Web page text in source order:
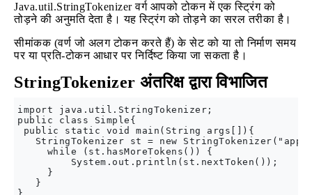
Java.util.StringTokenizer वर्ग आपको टोकन में एक स्ट्रिंग को
तोड़ने की अनुमति देता है। यह स्ट्रिंग को तोड़ने का सरल तरीका है।
सीमांकक (वर्ण जो अलग टोकन करते हैं) के सेट को या तो निर्माण समय
पर या प्रति-टोकन आधार पर निर्दिष्ट किया जा सकता है।
StringTokenizer अंतरिक्ष द्वारा विभाजित
import java.util.StringTokenizer;
public class Simple{
public static void main(String args[]){
StringTokenizer st = new
     while (st.hasMoreTokens()) {
         System.out.println(st.nextToken());
     }
   }